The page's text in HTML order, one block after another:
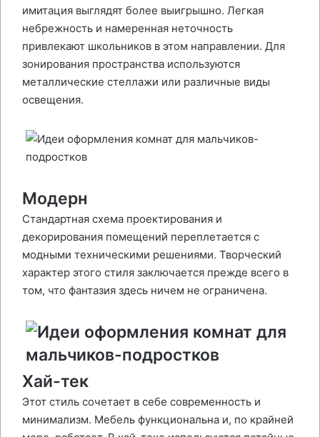
имитация выглядят более выигрышно. Легкая
небрежность и намеренная неточность
привлекают школьников в этом направлении. Для
зонирования пространства используются
металлические стеллажи или различные виды
освещения.
Модерн
Стандартная схема проектирования и
декорирования помещений переплетается с
модными техническими решениями. Творческий
характер этого стиля заключается прежде всего в
том, что фантазия здесь ничем не ограничена.
Хай-тек
Этот стиль сочетает в себе современность и
минимализм. Мебель функциональна и, по крайней